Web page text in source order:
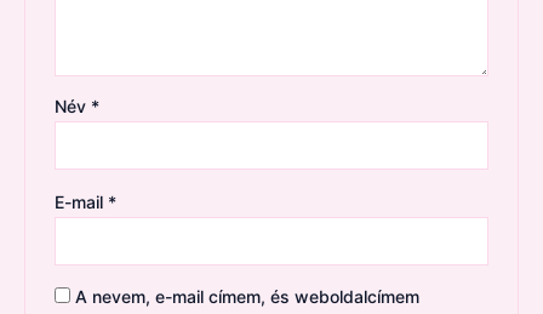
Név *
E-mail *
A nevem, e-mail címem, és weboldalcímem